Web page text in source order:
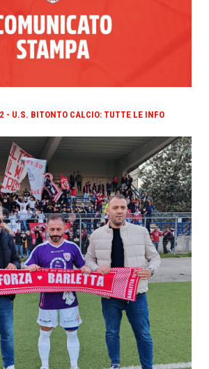
- U.S. BITONTO CALCIO: TUTTE LE INFO